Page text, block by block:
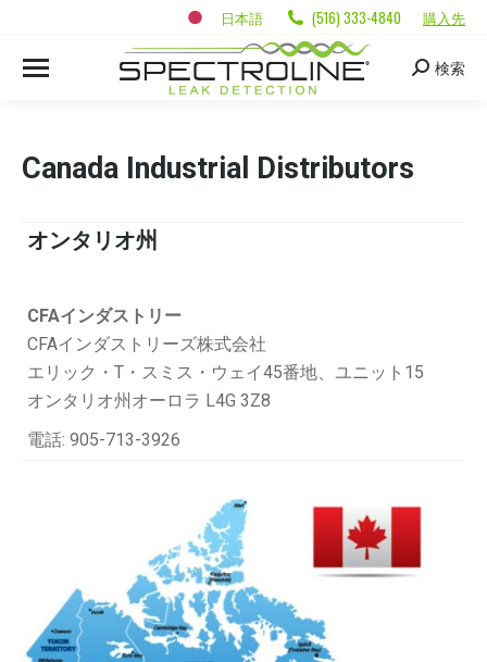
日本語 (516) 333-4840 購入先
検索
Canada Industrial Distributors
オンタリオ州
CFAインダストリー
CFAインダストリーズ株式会社
エリック・T・スミス・ウェイ45番地、ユニット15
オンタリオ州オーロラ L4G 3Z8
電話: 905-713-3926